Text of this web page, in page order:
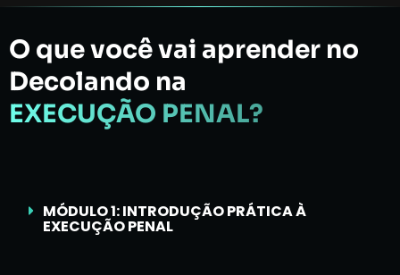
O que você vai aprender no
Decolando na
EXECUÇÃO PENAL?
MÓDULO 1: INTRODUÇÃO PRÁTICA À
EXECUÇÃO PENAL